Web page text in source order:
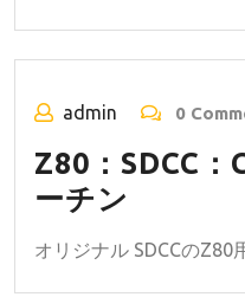
admin 0
Z80：SDCC：
ーチン
オリジナル SDCCのZ80